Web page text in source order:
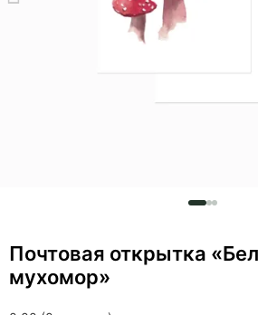
Почтовая открытка
мухомор»